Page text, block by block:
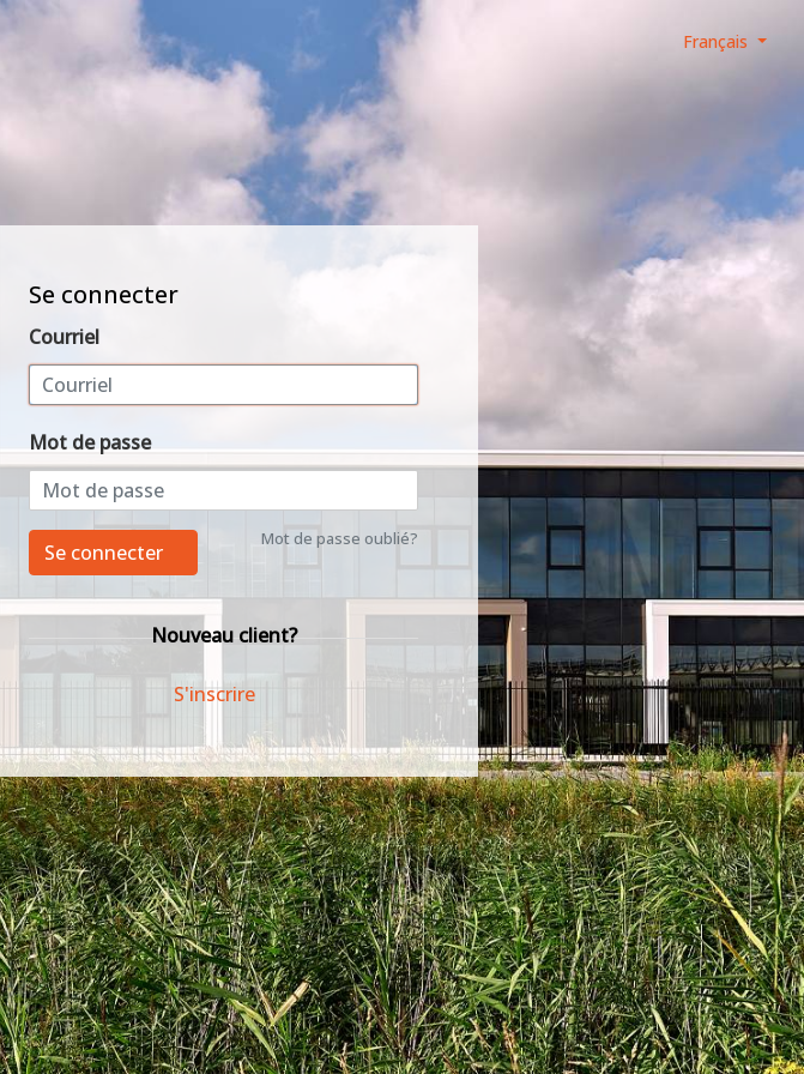
Français
Se connecter
Courriel
Mot de passe
Mot de passe oublié?
Se connecter
Nouveau client?
S'inscrire